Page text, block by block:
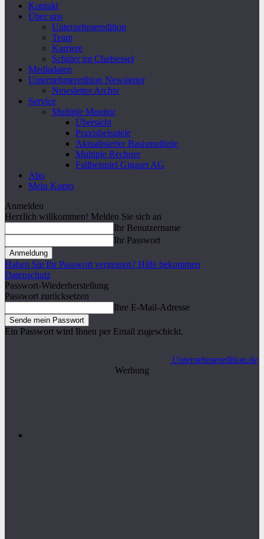
Kontakt
Über uns
Unternehmeredition
Team
Karriere
Schüler im Chefsessel
Mediadaten
Unternehmeredition Newsletter
Newsletter Archiv
Service
Multiple Monitor
Übersicht
Praxisbeispiele
Aktualisierter Basismultiple
Multiple Rechner
Fallbeispiel Gigaset AG
Abo
Mein Konto
Anmelden
Herzlich willkommen! Melden Sie sich an
Ihr Benutzername
Ihr Passwort
Haben Sie Ihr Passwort vergessen? Hilfe bekommen
Datenschutz
Passwort-Wiederherstellung
Passwort zurücksetzen
Ihre E-Mail-Adresse
Ein Passwort wird Ihnen per Email zugeschickt.
Unternehmeredition.de
Werbung